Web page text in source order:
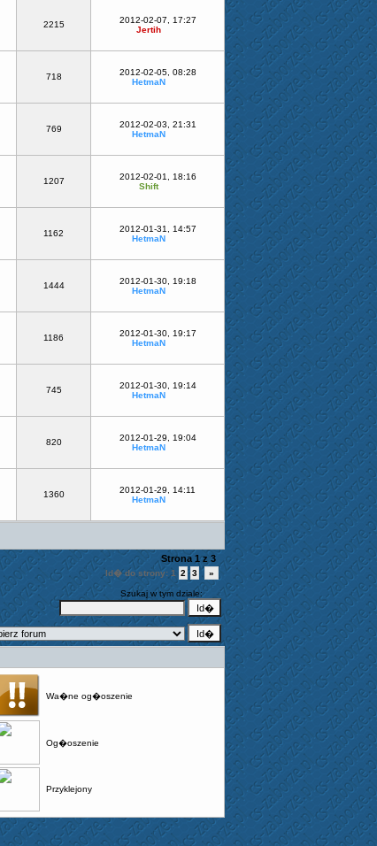
2215
2012-02-07, 17:27
Jertih
718
2012-02-05, 08:28
HetmaN
769
2012-02-03, 21:31
HetmaN
1207
2012-02-01, 18:16
Shift
1162
2012-01-31, 14:57
HetmaN
1444
2012-01-30, 19:18
HetmaN
1186
2012-01-30, 19:17
HetmaN
745
2012-01-30, 19:14
HetmaN
820
2012-01-29, 19:04
HetmaN
1360
2012-01-29, 14:11
HetmaN
Strona 1z 3
Id� do strony: 1 2 3 »
Szukaj w tym dziale:
Wa�ne og�oszenie
Og�oszenie
Przyklejony